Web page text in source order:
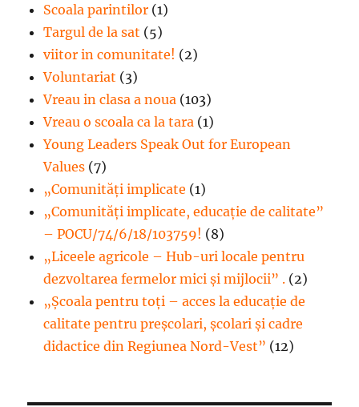
Scoala parintilor (1)
Targul de la sat (5)
viitor in comunitate! (2)
Voluntariat (3)
Vreau in clasa a noua (103)
Vreau o scoala ca la tara (1)
Young Leaders Speak Out for European
Values (7)
„Comunități implicate (1)
„Comunități implicate, educație de calitate”
– POCU/74/6/18/103759! (8)
„Liceele agricole – Hub-uri locale pentru
dezvoltarea fermelor mici şi mijlocii” . (2)
„Școala pentru toți – acces la educație de
calitate pentru preșcolari, școlari și cadre
didactice din Regiunea Nord-Vest” (12)